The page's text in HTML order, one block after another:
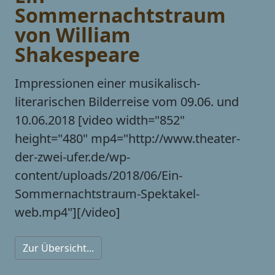
Sommernachtstraum
von William
Shakespeare
Impressionen einer musikalisch-
literarischen Bilderreise vom 09.06. und
10.06.2018 [video width="852"
height="480" mp4="http://www.theater-
der-zwei-ufer.de/wp-
content/uploads/2018/06/Ein-
Sommernachtstraum-Spektakel-
web.mp4"][/video]
Zur Übersicht...